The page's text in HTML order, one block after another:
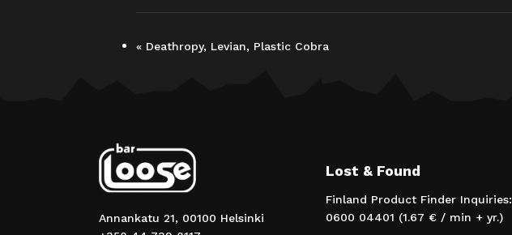
« Deathropy, Levian, Plastic Cobra
Annankatu 21, 00100 Helsinki
Lost & Found
Finland Product Finder Inquiries:
0600 04401 (1.67 € / min + yr.)